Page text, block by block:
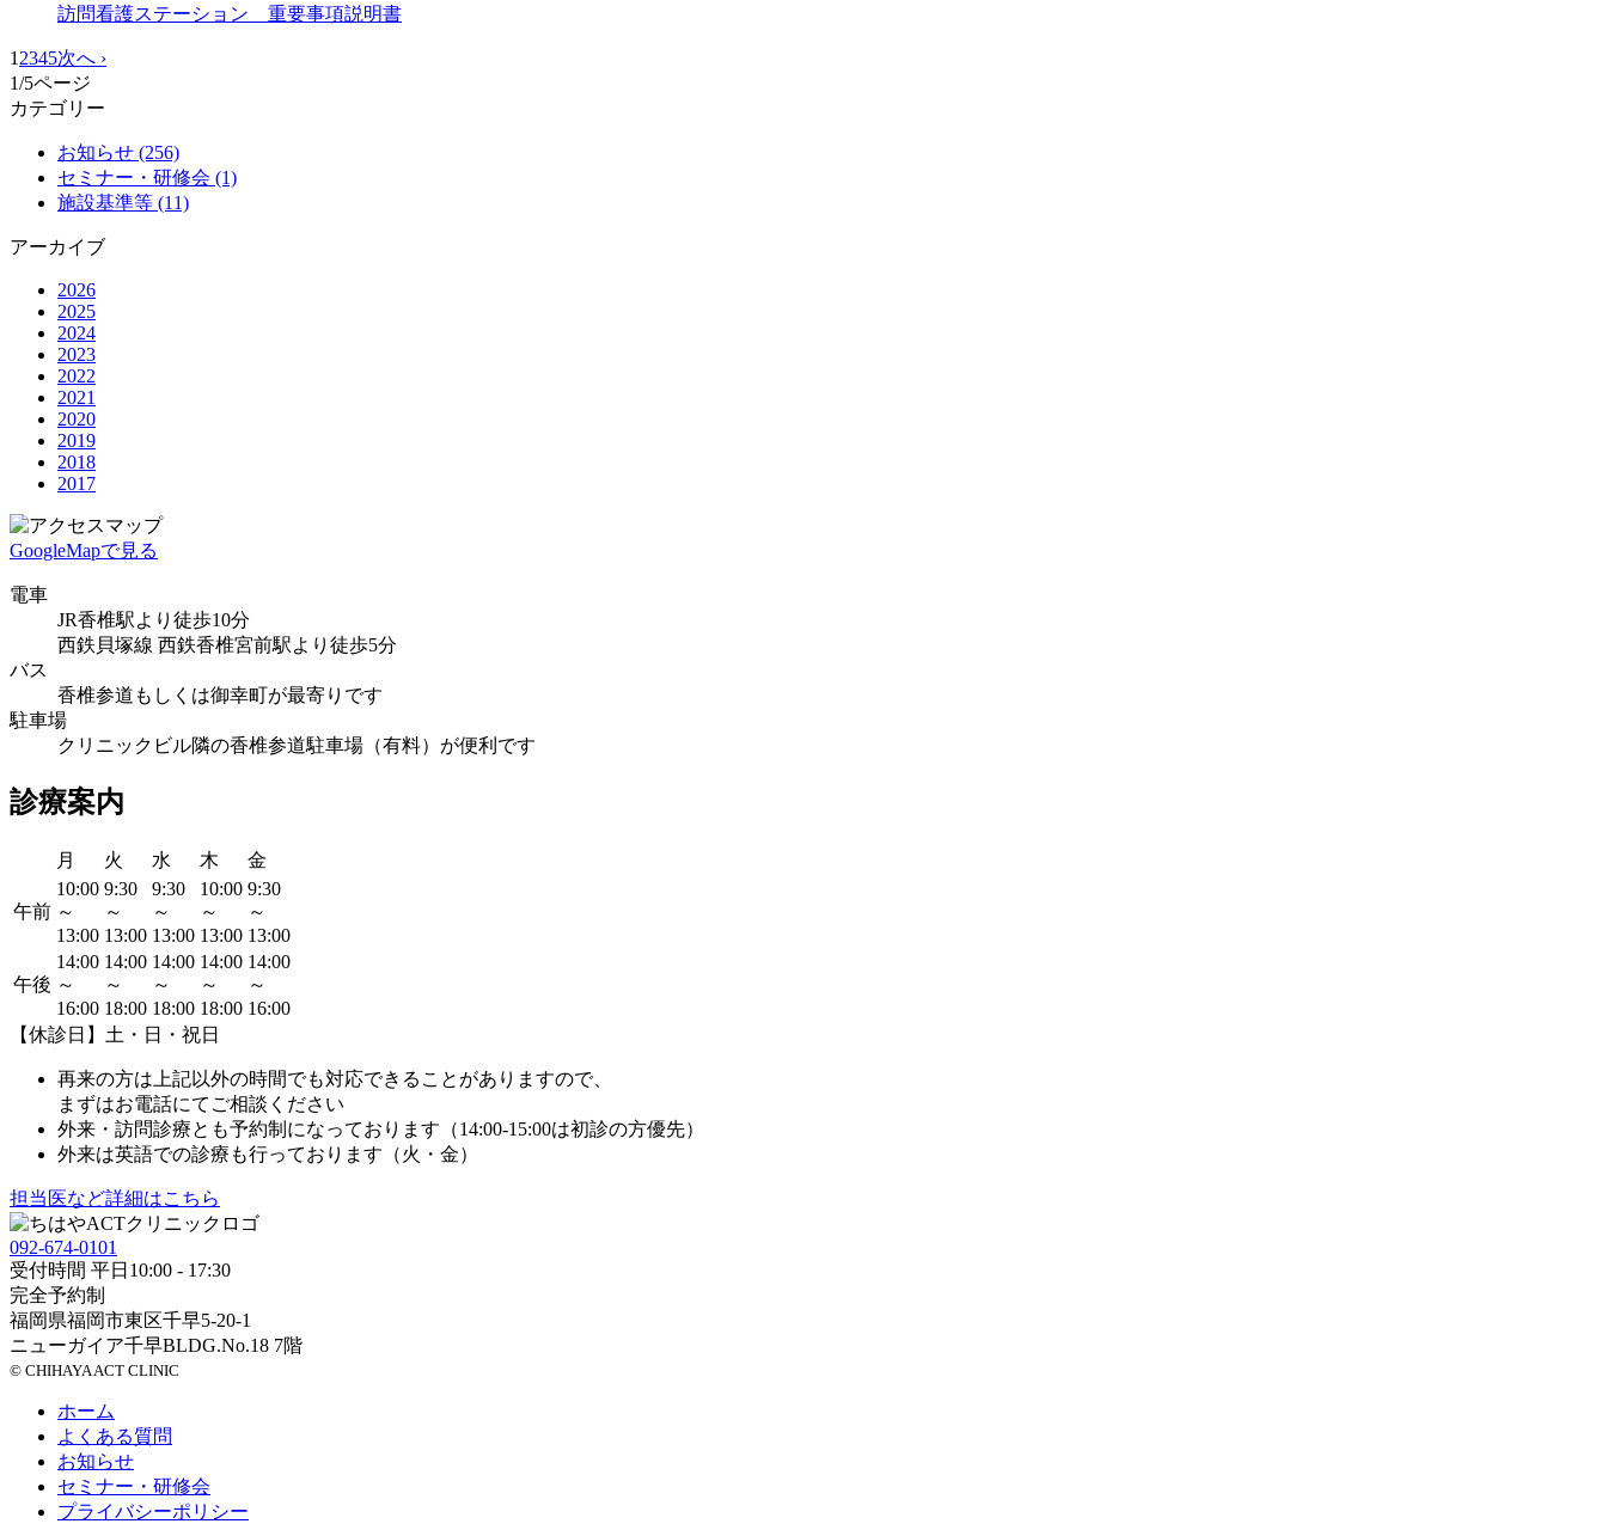
訪問看護ステーション 重要事項説明書
1 2345次へ ›
1/5ページ
カテゴリー
お知らせ (256)
セミナー・研修会 (1)
施設基準等 (11)
アーカイブ
2026
2025
2024
2023
2022
2021
2020
2019
2018
2017
GoogleMapで見る
電車
JR香椎駅より徒歩10分
西鉄貝塚線 西鉄香椎宮前駅より徒歩5分
バス
香椎参道もしくは御幸町が最寄りです
駐車場
クリニックビル隣の香椎参道駐車場（有料）が便利です
診療案内
月 火 水 木 金
午前
10:00
～
13:00
9:30
～
13:00
9:30
～
13:00
10:00
～
13:00
9:30
～
13:00
午後
14:00
～
16:00
14:00
～
18:00
14:00
～
18:00
14:00
～
18:00
14:00
～
16:00
【休診日】土・日・祝日
再来の方は上記以外の時間でも対応できることがありますので、
まずはお電話にてご相談ください
外来・訪問診療とも予約制になっております（14:00-15:00は初診の方優先）
外来は英語での診療も行っております（火・金）
担当医など詳細はこちら
092-674-0101
受付時間 平日10:00 - 17:30
完全予約制
福岡県福岡市東区千早5-20-1
ニューガイア千早BLDG.No.18 7階
© CHIHAYA ACT CLINIC
ホーム
よくある質問
お知らせ
セミナー・研修会
プライバシーポリシー